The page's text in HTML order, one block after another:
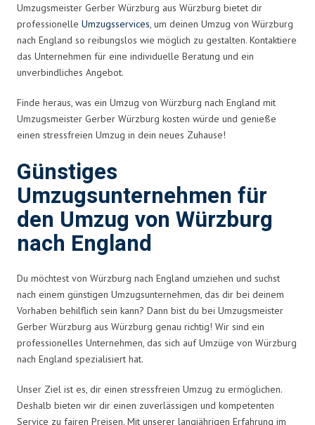
Umzugsmeister Gerber Würzburg aus Würzburg bietet dir
professionelle Umzugsservices, um deinen Umzug von Würzburg
nach England so reibungslos wie möglich zu gestalten. Kontaktiere
das Unternehmen für eine individuelle Beratung und ein
unverbindliches Angebot.
Finde heraus, was ein Umzug von Würzburg nach England mit
Umzugsmeister Gerber Würzburg kosten würde und genieße
einen stressfreien Umzug in dein neues Zuhause!
Günstiges
Umzugsunternehmen für
den Umzug von Würzburg
nach England
Du möchtest von Würzburg nach England umziehen und suchst
nach einem günstigen Umzugsunternehmen, das dir bei deinem
Vorhaben behilflich sein kann? Dann bist du bei Umzugsmeister
Gerber Würzburg aus Würzburg genau richtig! Wir sind ein
professionelles Unternehmen, das sich auf Umzüge von Würzburg
nach England spezialisiert hat.
Unser Ziel ist es, dir einen stressfreien Umzug zu ermöglichen.
Deshalb bieten wir dir einen zuverlässigen und kompetenten
Service zu fairen Preisen. Mit unserer langjährigen Erfahrung im